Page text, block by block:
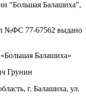
"Большая Балашиха",
№ФС ‎77-67562 выдано
Балашиха»
Грунин
г. Балашиха, ул.